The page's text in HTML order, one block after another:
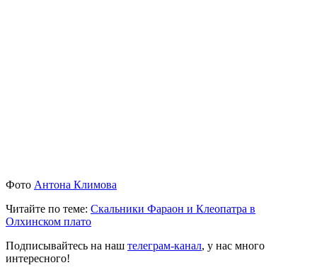
Фото Антона Климова
Читайте по теме: Скальники Фараон и Клеопатра в
Олхинском плато
Подписывайтесь на наш телеграм-канал, у нас много
интересного!